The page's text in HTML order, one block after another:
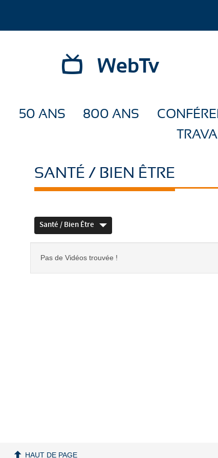
WebTv
50 ANS 800 ANS
SANTÉ / BIEN ÊTRE
Santé / Bien Être
Pas de Vidéos trouvée !
HAUT DE PAGE